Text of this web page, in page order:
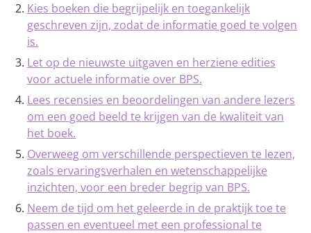
Kies boeken die begrijpelijk en toegankelijk
geschreven zijn, zodat de informatie goed te volgen
is.
Let op de nieuwste uitgaven en herziene edities
voor actuele informatie over BPS.
Lees recensies en beoordelingen van andere lezers
om een goed beeld te krijgen van de kwaliteit van
het boek.
Overweeg om verschillende perspectieven te lezen,
zoals ervaringsverhalen en wetenschappelijke
inzichten, voor een breder begrip van BPS.
Neem de tijd om het geleerde in de praktijk toe te
passen en eventueel met een professional te